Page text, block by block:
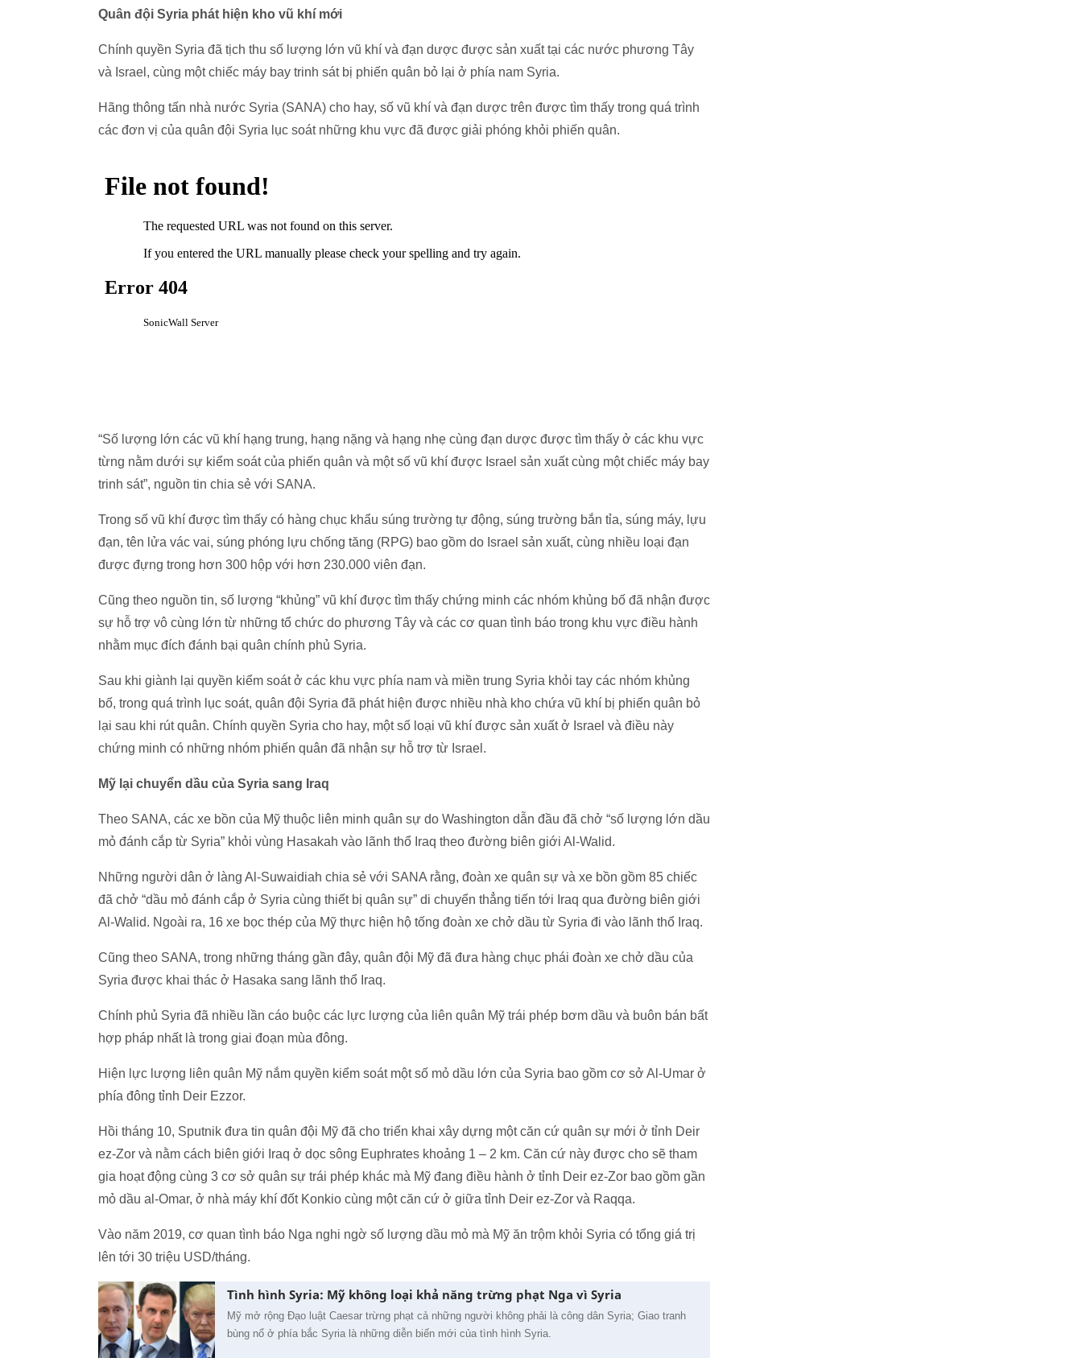
Quân đội Syria phát hiện kho vũ khí mới
Chính quyền Syria đã tịch thu số lượng lớn vũ khí và đạn dược được sản xuất tại các nước phương Tây
và Israel, cùng một chiếc máy bay trinh sát bị phiến quân bỏ lại ở phía nam Syria.
Hãng thông tấn nhà nước Syria (SANA) cho hay, số vũ khí và đạn dược trên được tìm thấy trong quá trình
các đơn vị của quân đội Syria lục soát những khu vực đã được giải phóng khỏi phiến quân.
“Số lượng lớn các vũ khí hạng trung, hạng nặng và hạng nhẹ cùng đạn dược được tìm thấy ở các khu vực
từng nằm dưới sự kiểm soát của phiến quân và một số vũ khí được Israel sản xuất cùng một chiếc máy bay
trinh sát”, nguồn tin chia sẻ với SANA.
Trong số vũ khí được tìm thấy có hàng chục khẩu súng trường tự động, súng trường bắn tỉa, súng máy, lựu
đạn, tên lửa vác vai, súng phóng lựu chống tăng (RPG) bao gồm do Israel sản xuất, cùng nhiều loại đạn
được đựng trong hơn 300 hộp với hơn 230.000 viên đạn.
Cũng theo nguồn tin, số lượng “khủng” vũ khí được tìm thấy chứng minh các nhóm khủng bố đã nhận được
sự hỗ trợ vô cùng lớn từ những tổ chức do phương Tây và các cơ quan tình báo trong khu vực điều hành
nhằm mục đích đánh bại quân chính phủ Syria.
Sau khi giành lại quyền kiểm soát ở các khu vực phía nam và miền trung Syria khỏi tay các nhóm khủng
bố, trong quá trình lục soát, quân đội Syria đã phát hiện được nhiều nhà kho chứa vũ khí bị phiến quân bỏ
lại sau khi rút quân. Chính quyền Syria cho hay, một số loại vũ khí được sản xuất ở Israel và điều này
chứng minh có những nhóm phiến quân đã nhận sự hỗ trợ từ Israel.
Mỹ lại chuyển dầu của Syria sang Iraq
Theo SANA, các xe bồn của Mỹ thuộc liên minh quân sự do Washington dẫn đầu đã chở “số lượng lớn dầu
mỏ đánh cắp từ Syria” khỏi vùng Hasakah vào lãnh thổ Iraq theo đường biên giới Al-Walid.
Những người dân ở làng Al-Suwaidiah chia sẻ với SANA rằng, đoàn xe quân sự và xe bồn gồm 85 chiếc
đã chở “dầu mỏ đánh cắp ở Syria cùng thiết bị quân sự” di chuyển thẳng tiến tới Iraq qua đường biên giới
Al-Walid. Ngoài ra, 16 xe bọc thép của Mỹ thực hiện hộ tống đoàn xe chở dầu từ Syria đi vào lãnh thổ Iraq.
Cũng theo SANA, trong những tháng gần đây, quân đội Mỹ đã đưa hàng chục phái đoàn xe chở dầu của
Syria được khai thác ở Hasaka sang lãnh thổ Iraq.
Chính phủ Syria đã nhiều lần cáo buộc các lực lượng của liên quân Mỹ trái phép bơm dầu và buôn bán bất
hợp pháp nhất là trong giai đoạn mùa đông.
Hiện lực lượng liên quân Mỹ nắm quyền kiểm soát một số mỏ dầu lớn của Syria bao gồm cơ sở Al-Umar ở
phía đông tỉnh Deir Ezzor.
Hồi tháng 10, Sputnik đưa tin quân đội Mỹ đã cho triển khai xây dựng một căn cứ quân sự mới ở tỉnh Deir
ez-Zor và nằm cách biên giới Iraq ở dọc sông Euphrates khoảng 1 – 2 km. Căn cứ này được cho sẽ tham
gia hoạt động cùng 3 cơ sở quân sự trái phép khác mà Mỹ đang điều hành ở tỉnh Deir ez-Zor bao gồm gần
mỏ dầu al-Omar, ở nhà máy khí đốt Konkio cùng một căn cứ ở giữa tỉnh Deir ez-Zor và Raqqa.
Vào năm 2019, cơ quan tình báo Nga nghi ngờ số lượng dầu mỏ mà Mỹ ăn trộm khỏi Syria có tổng giá trị
lên tới 30 triệu USD/tháng.
Tình hình Syria: Mỹ không loại khả năng trừng phạt Nga vì Syria
Mỹ mở rộng Đạo luật Caesar trừng phạt cả những người không phải là công dân Syria; Giao tranh
bùng nổ ở phía bắc Syria là những diễn biến mới của tình hình Syria.